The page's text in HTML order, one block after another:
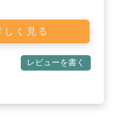
く見る
レビューを書く